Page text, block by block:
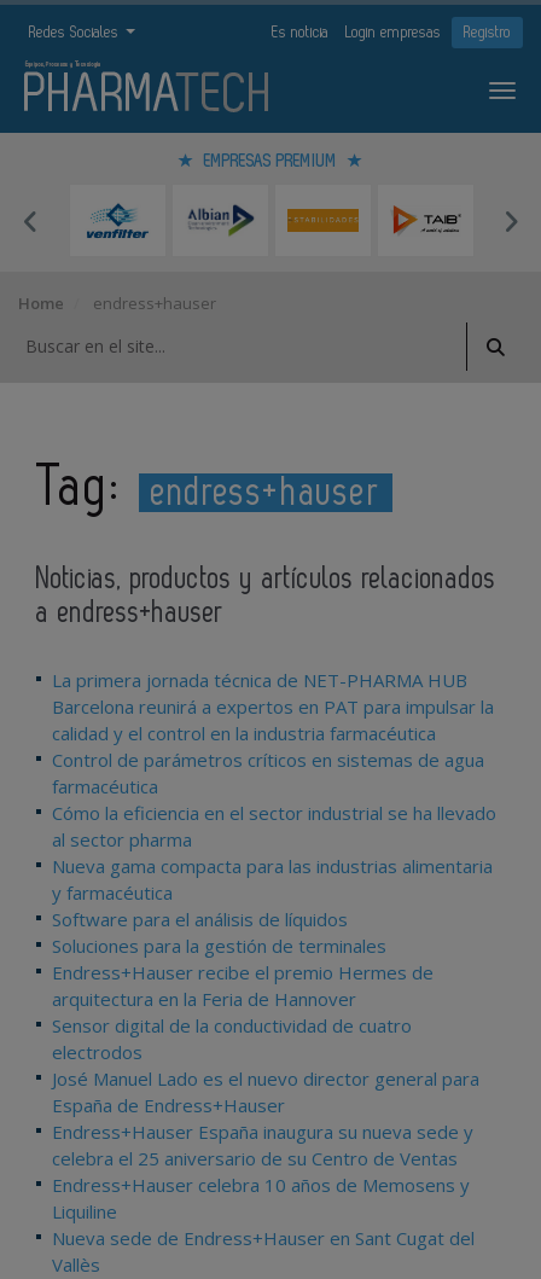
Redes Sociales Es noticia Login empresas Registro
EMPRESAS PREMIUM
Home endress+hauser
Tag: endress+hauser
Noticias, productos y artículos relacionados
a endress+hauser
La primera jornada técnica de NET-PHARMA HUB
Barcelona reunirá a expertos en PAT para impulsar la
calidad y el control en la industria farmacéutica
Control de parámetros críticos en sistemas de agua
farmacéutica
Cómo la eficiencia en el sector industrial se ha llevado
al sector pharma
Nueva gama compacta para las industrias alimentaria
y farmacéutica
Software para el análisis de líquidos
Soluciones para la gestión de terminales
Endress+Hauser recibe el premio Hermes de
arquitectura en la Feria de Hannover
Sensor digital de la conductividad de cuatro
electrodos
José Manuel Lado es el nuevo director general para
España de Endress+Hauser
Endress+Hauser España inaugura su nueva sede y
celebra el 25 aniversario de su Centro de Ventas
Endress+Hauser celebra 10 años de Memosens y
Liquiline
Nueva sede de Endress+Hauser en Sant Cugat del
Vallès